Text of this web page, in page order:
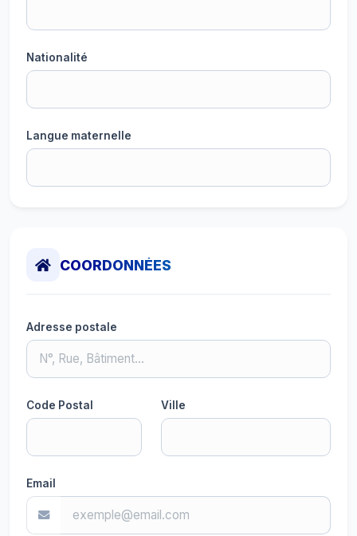
Nationalité
Langue maternelle
COORDONNÉES
Adresse postale
Code Postal Ville
Email